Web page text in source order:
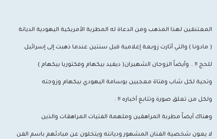
المعتنقين لهذا المذهب ومن الدعاة له المطربة الأمريكية اليهودية الديانة
( مادونا ) والتي أثارت زوبعة إعلامية قبل سنتين عندما ذهبت إلى إسرائيل
للحج !! .. وأيضاً الزوجان الشهيران( ديفيد بيكهام وفكتوريا بيكهام )
وتحية لكل شاب وفتاة معجبين بوسامة اليهودي بيكهام وزوجته
ولكل من تعلق صورة وتتابع أخباره !! .
وهناك أيضاً مطربة المراهقين وملهمة الفتيات المراهقات والذين
لا يعون شخصية الفنان المشهور وديانته ويتخلون عن مبادئهم باسم الفن